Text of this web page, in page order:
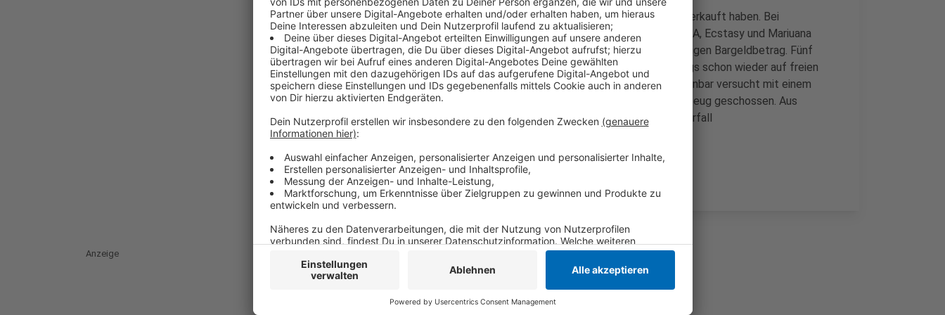
Über Social Media sollen die Tatverdächtigen kiloweise Drogen verkauft haben. Bei
Hausdurchsuchungen konnten die Ermittler Substanzen wie MDMA, Ecstasy und Mariuana
sicherstellen, sowie Stich- und Schusswaffen und einen fünfstelligen Bargeldbetrag. Fünf
Tatverdächtige hat die Polizei festgenommen. Zwei sind allerdings schon wieder auf freien
Fuß. Während des Zugriffs hat einer der mutmaßlichen Täter offenbar versucht mit einem
Auto zu fliehen. Ein Polizist hat mit der Dienstwaffe auf das Fahrzeug geschossen. Aus
Neutralitätsgründen untersucht die Aachener Polizei jetzt den Vorfall
Anzeige